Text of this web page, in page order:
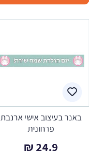
באנר בעיצוב אישי ארנבת
פרחונית
24.9
₪